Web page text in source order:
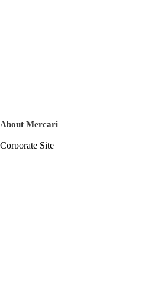
About Mercari
Corporate Site